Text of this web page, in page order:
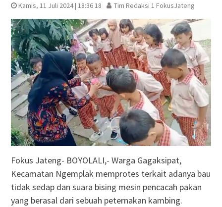
Kamis, 11 Juli 2024 | 18:36 18 Tim Redaksi 1 FokusJateng
Fokus Jateng- BOYOLALI,- Warga Gagaksipat,
Kecamatan Ngemplak memprotes terkait adanya bau
tidak sedap dan suara bising mesin pencacah pakan
yang berasal dari sebuah peternakan kambing.